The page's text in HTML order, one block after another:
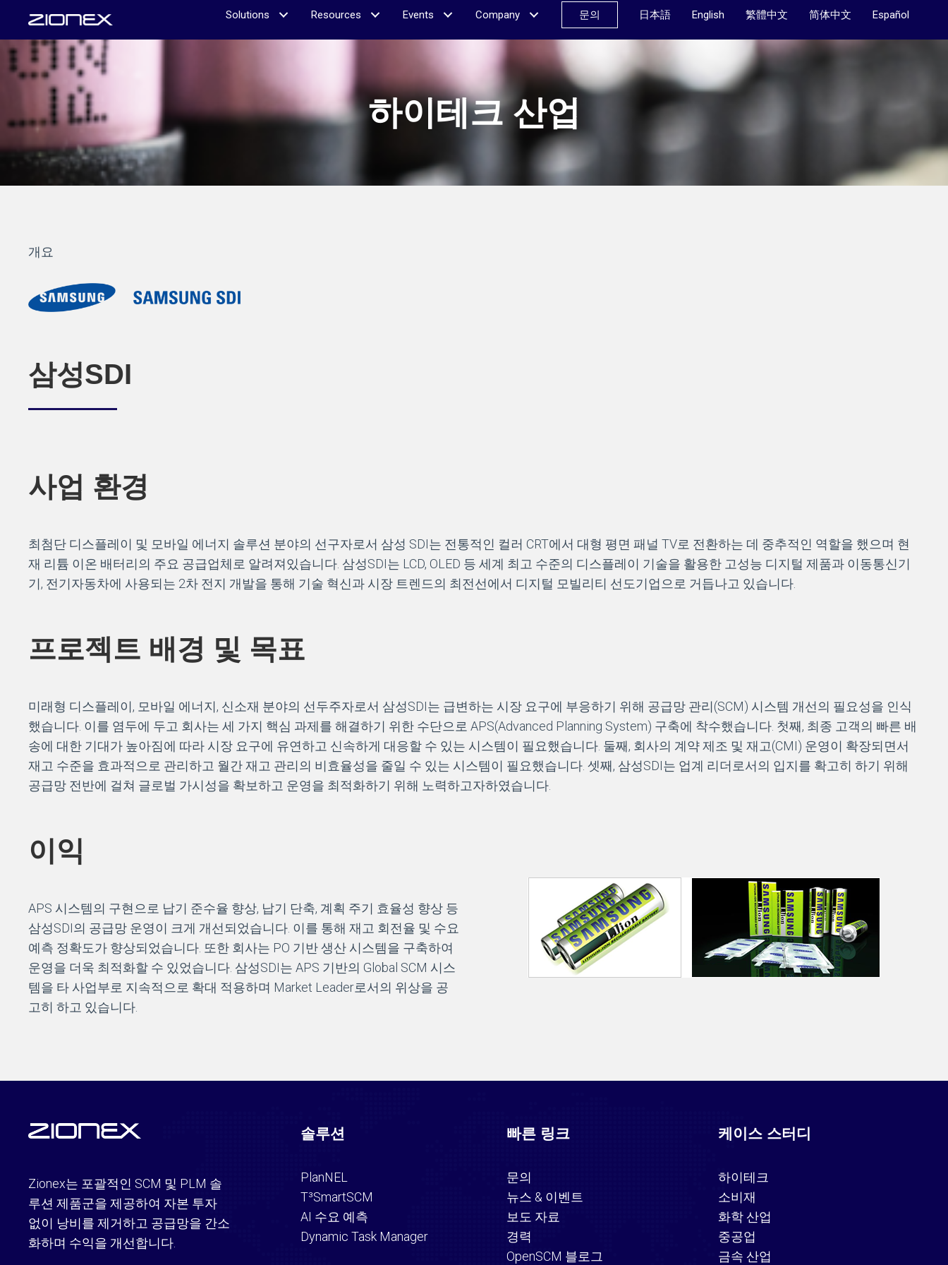
Solutions Resources Events Company 문의 日本語 English 繁體中文 简体中文 Español
하이테크 산업
개요
삼성SDI
사업 환경
최첨단 디스플레이 및 모바일 에너지 솔루션 분야의 선구자로서 삼성 SDI는 전통적인 컬러 CRT에서 대형 평면 패널 TV로 전환하는 데 중추적인 역할을 했으며 현
재 리튬 이온 배터리의 주요 공급업체로 알려져있습니다. 삼성SDI는 LCD, OLED 등 세계 최고 수준의 디스플레이 기술을 활용한 고성능 디지털 제품과 이동통신기
기, 전기자동차에 사용되는 2차 전지 개발을 통해 기술 혁신과 시장 트렌드의 최전선에서 디지털 모빌리티 선도기업으로 거듭나고 있습니다.
프로젝트 배경 및 목표
미래형 디스플레이, 모바일 에너지, 신소재 분야의 선두주자로서 삼성SDI는 급변하는 시장 요구에 부응하기 위해 공급망 관리(SCM) 시스템 개선의 필요성을 인식
했습니다. 이를 염두에 두고 회사는 세 가지 핵심 과제를 해결하기 위한 수단으로 APS(Advanced Planning System) 구축에 착수했습니다. 첫째, 최종 고객의 빠른 배
송에 대한 기대가 높아짐에 따라 시장 요구에 유연하고 신속하게 대응할 수 있는 시스템이 필요했습니다. 둘째, 회사의 계약 제조 및 재고(CMI) 운영이 확장되면서
재고 수준을 효과적으로 관리하고 월간 재고 관리의 비효율성을 줄일 수 있는 시스템이 필요했습니다. 셋째, 삼성SDI는 업계 리더로서의 입지를 확고히 하기 위해
공급망 전반에 걸쳐 글로벌 가시성을 확보하고 운영을 최적화하기 위해 노력하고자하였습니다.
이익
APS 시스템의 구현으로 납기 준수율 향상, 납기 단축, 계획 주기 효율성 향상 등
삼성SDI의 공급망 운영이 크게 개선되었습니다. 이를 통해 재고 회전율 및 수요
예측 정확도가 향상되었습니다. 또한 회사는 PO 기반 생산 시스템을 구축하여
운영을 더욱 최적화할 수 있었습니다. 삼성SDI는 APS 기반의 Global SCM 시스
템을 타 사업부로 지속적으로 확대 적용하며 Market Leader로서의 위상을 공
고히 하고 있습니다.
Zionex는 포괄적인 SCM 및 PLM 솔
루션 제품군을 제공하여 자본 투자
없이 낭비를 제거하고 공급망을 간소
화하며 수익을 개선합니다.
솔루션
PlanNEL
T³SmartSCM
AI 수요 예측
Dynamic Task Manager
빠른 링크
문의
뉴스 & 이벤트
보도 자료
경력
OpenSCM 블로그
케이스 스터디
하이테크
소비재
화학 산업
중공업
금속 산업